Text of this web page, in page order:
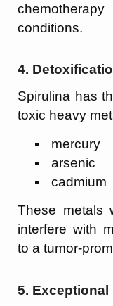
conditions.
4.
Spirulina has
toxic heavy
mercury
arsenic
cadmium
These metals
interfere with
to a tumor-
5. Exceptional